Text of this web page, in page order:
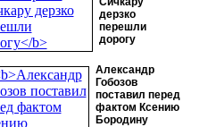
дерзко
перешли
дорогу
Александр
Гобозов
поставил перед
фактом Ксению
Бородину